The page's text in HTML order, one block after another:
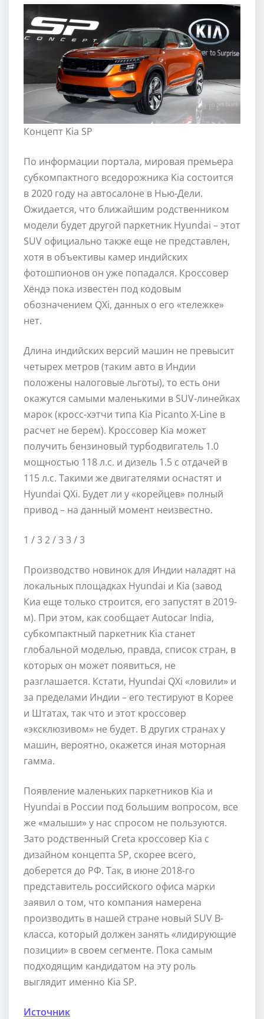
Концепт Kia SP
По информации портала, мировая премьера
субкомпактного вседорожника Kia состоится
в 2020 году на автосалоне в Нью-Дели.
Ожидается, что ближайшим родственником
модели будет другой паркетник Hyundai – этот
SUV официально также еще не представлен,
хотя в объективы камер индийских
фотошпионов он уже попадался. Кроссовер
Хёндэ пока известен под кодовым
обозначением QXi, данных о его «тележке»
нет.
Длина индийских версий машин не превысит
четырех метров (таким авто в Индии
положены налоговые льготы), то есть они
окажутся самыми маленькими в SUV-линейках
марок (кросс-хэтчи типа Kia Picanto X-Line в
расчет не берем). Кроссовер Kia может
получить бензиновый турбодвигатель 1.0
мощностью 118 л.с. и дизель 1.5 с отдачей в
115 л.с. Такими же двигателями оснастят и
Hyundai QXi. Будет ли у «корейцев» полный
привод – на данный момент неизвестно.
1 / 3 2/ 3 3 / 3
Производство новинок для Индии наладят на
локальных площадках Hyundai и Kia (завод
Киа еще только строится, его запустят в 2019-
м). При этом, как сообщает Autocar India,
субкомпактный паркетник Kia станет
глобальной моделью, правда, список стран, в
которых он может появиться, не
разглашается. Кстати, Hyundai QXi «ловили» и
за пределами Индии – его тестируют в Корее
и Штатах, так что и этот кроссовер
«эксклюзивом» не будет. В других странах у
машин, вероятно, окажется иная моторная
гамма.
Появление маленьких паркетников Kia и
Hyundai в России под большим вопросом, все
же «малыши» у нас спросом не пользуются.
Зато родственный Creta кроссовер Kia с
дизайном концепта SP, скорее всего,
доберется до РФ. Так, в июне 2018-го
представитель российского офиса марки
заявил о том, что компания намерена
производить в нашей стране новый SUV B-
класса, который должен занять «лидирующие
позиции» в своем сегменте. Пока самым
подходящим кандидатом на эту роль
выглядит именно Kia SP.
Источник